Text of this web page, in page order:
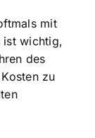
mit
ist wichtig,
des
zu